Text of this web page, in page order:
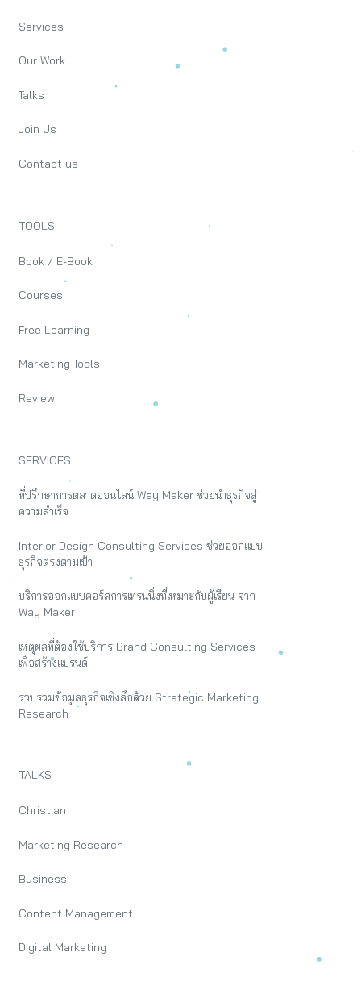
Services
Our Work
Talks
Join Us
Contact us
TOOLS
Book / E-Book
Courses
Free Learning
Marketing Tools
Review
SERVICES
ที่ปรึกษาการตลาดออนไลน์ Way Maker ช่วยนำธุรกิจสู่
ความสำเร็จ
Interior Design Consulting Services ช่วยออกแบบ
ธุรกิจตรงตามเป้า
บริการออกแบบคอร์สการเทรนนิ่งที่เหมาะกับผู้เรียน จาก
Way Maker
เหตุผลที่ต้องใช้บริการ Brand Consulting Services
เพื่อสร้างแบรนด์
รวบรวมข้อมูลธุรกิจเชิงลึกด้วย Strategic Marketing
Research
TALKS
Christian
Marketing Research
Business
Content Management
Digital Marketing